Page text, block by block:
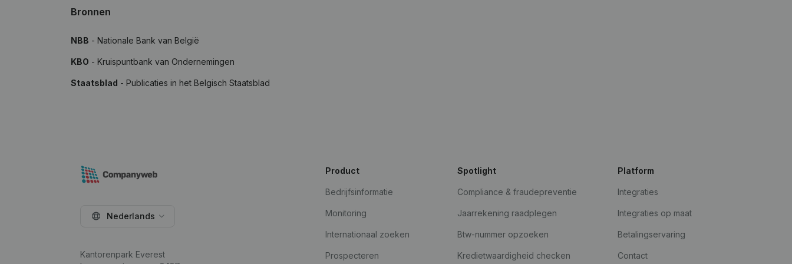
Bronnen
NBB - Nationale Bank van België
KBO - Kruispuntbank van Ondernemingen
Staatsblad - Publicaties in het Belgisch Staatsblad
Nederlands
Kantorenpark Everest
Product
Bedrijfsinformatie
Monitoring
Internationaal zoeken
Prospecteren
Spotlight
Compliance & fraudepreventie
Jaarrekening raadplegen
Btw-nummer opzoeken
Kredietwaardigheid checken
Platform
Integraties
Integraties op maat
Betalingservaring
Contact